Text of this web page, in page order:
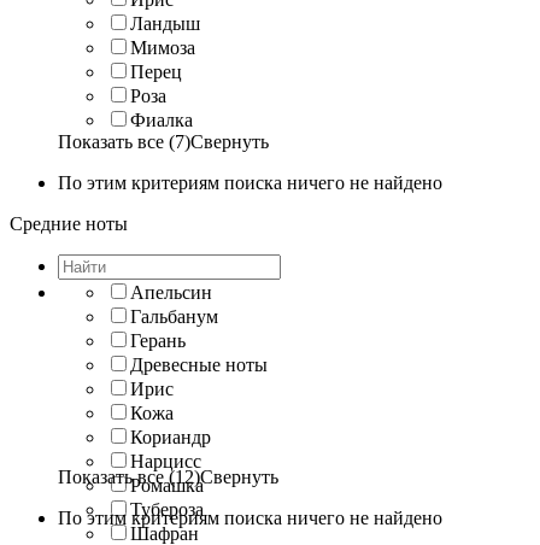
Ландыш
Мимоза
Перец
Роза
Фиалка
Показать все (7)Свернуть
По этим критериям поиска ничего не найдено
Средние ноты
Апельсин
Гальбанум
Герань
Древесные ноты
Ирис
Кожа
Кориандр
Нарцисс
Ромашка
Тубероза
Шафран
Показать все (12)Свернуть
По этим критериям поиска ничего не найдено